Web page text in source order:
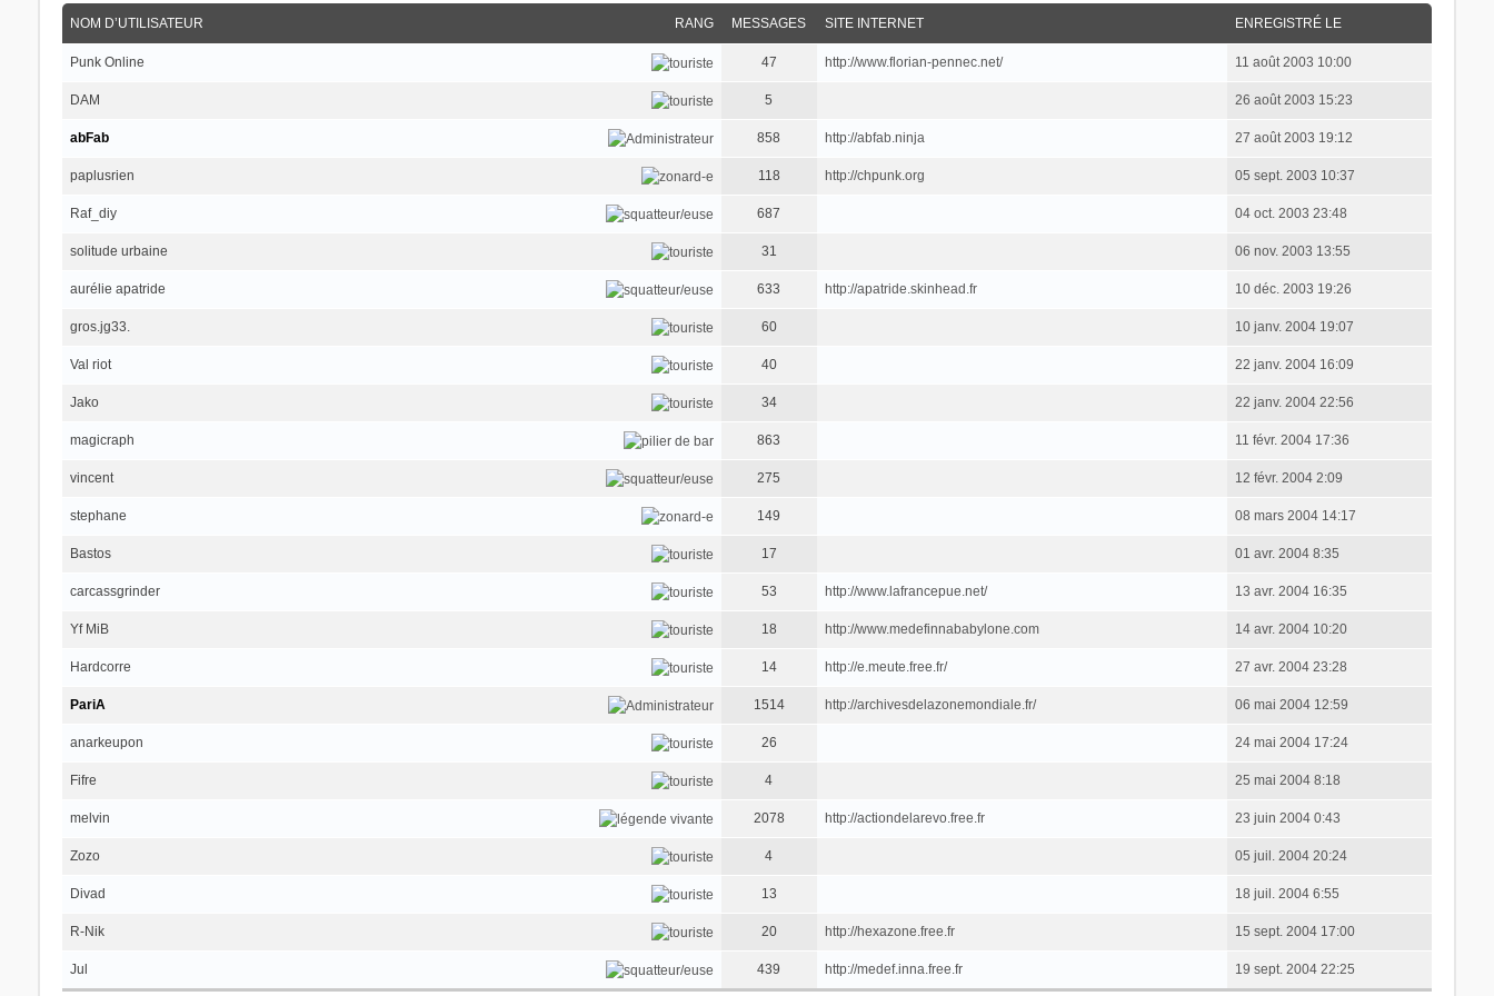
RANG
NOM D’UTILISATEUR MESSAGES SITE INTERNET ENREGISTRÉ LE
Punk Online 47 http://www.florian-pennec.net/ 11 août 2003 10:00
DAM 5 26 août 2003 15:23
abFab 858 http://abfab.ninja 27 août 2003 19:12
paplusrien 118 http://chpunk.org 05 sept. 2003 10:37
Raf_diy 687 04 oct. 2003 23:48
solitude urbaine 31 06 nov. 2003 13:55
aurélie apatride 633 http://apatride.skinhead.fr 10 déc. 2003 19:26
gros.jg33. 60 10 janv. 2004 19:07
Val riot 40 22 janv. 2004 16:09
Jako 34 22 janv. 2004 22:56
magicraph 863 11 févr. 2004 17:36
vincent 275 12 févr. 2004 2:09
stephane 149 08 mars 2004 14:17
Bastos 17 01 avr. 2004 8:35
carcassgrinder 53 http://www.lafrancepue.net/ 13 avr. 2004 16:35
Yf MiB 18 http://www.medefinnababylone.com 14 avr. 2004 10:20
Hardcorre 14 http://e.meute.free.fr/ 27 avr. 2004 23:28
PariA 1514 http://archivesdelazonemondiale.fr/ 06 mai 2004 12:59
anarkeupon 26 24 mai 2004 17:24
Fifre 4 25 mai 2004 8:18
melvin 2078 http://actiondelarevo.free.fr 23 juin 2004 0:43
Zozo 4 05 juil. 2004 20:24
Divad 13 18 juil. 2004 6:55
R-Nik 20 http://hexazone.free.fr 15 sept. 2004 17:00
Jul 439 http://medef.inna.free.fr 19 sept. 2004 22:25